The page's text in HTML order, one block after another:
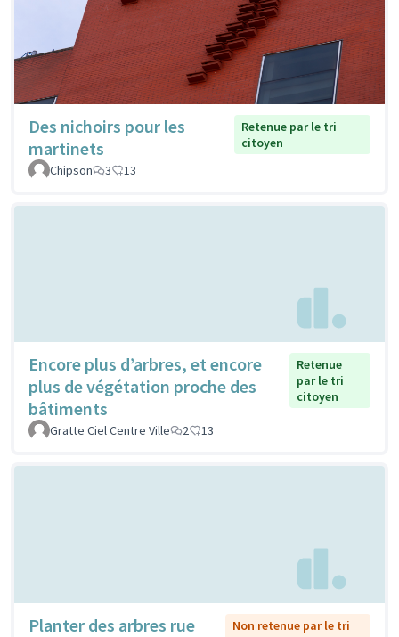
Des nichoirs pour les
martinets
Retenue par le tri
citoyen
Chipson
3 13
Encore plus d’arbres, et encore
plus de végétation proche des
bâtiments
Retenue
par le tri
citoyen
Gratte Ciel Centre Ville 2 13
Planter des arbres rue
Non retenue par le tri